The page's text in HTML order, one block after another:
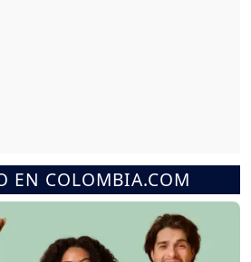
EN COLOMBIA.COM